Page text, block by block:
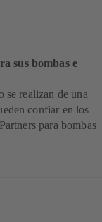
sus bombas e
se realizan de una
confiar en los
para bombas